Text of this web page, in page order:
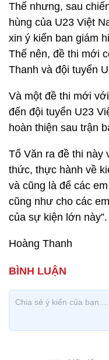
Thế nhưng, sau
hùng của U23 Việt
xin ý kiến ban giám
Thế nên, đề thi mới
Thanh và đội tuyển
Và một đề thi mới
đến đội tuyển U23
hoàn thiện sau trận
Tổ Văn ra đề thi này
thức, thực hành về
và cũng là để các
cũng như cho các
của sự kiện lớn này”.
Hoàng Thanh